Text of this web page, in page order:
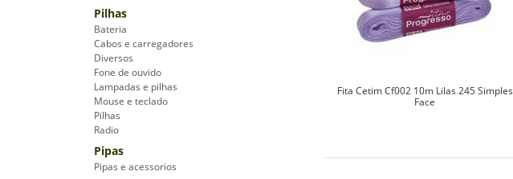
Pilhas
Bateria
Cabos e carregadores
Diversos
Fone de ouvido
Lampadas e pilhas
Mouse e teclado
Pilhas
Radio
Pipas
Pipas e acessorios
Fita Cetim Cf002 10m Lilas 245 Simples
Face